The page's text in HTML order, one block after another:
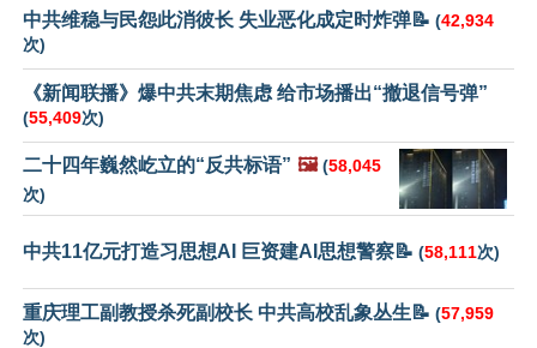
中共维稳与民怨此消彼长 失业恶化成定时炸弹📝 (42,934
次)
《新闻联播》爆中共末期焦虑 给市场播出“撤退信号弹”
(55,409次)
二十四年巍然屹立的“反共标语” 🖼️ (58,045
次)
中共11亿元打造习思想AI 巨资建AI思想警察📝 (58,111次)
重庆理工副教授杀死副校长 中共高校乱象丛生📝 (57,959
次)